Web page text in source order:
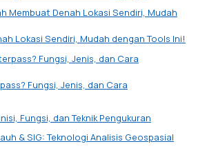
Lokasi Sendiri, Mudah dengan Tools Ini!
Fungsi, Jenis, dan Cara
Fungsi, dan Teknik Pengukuran